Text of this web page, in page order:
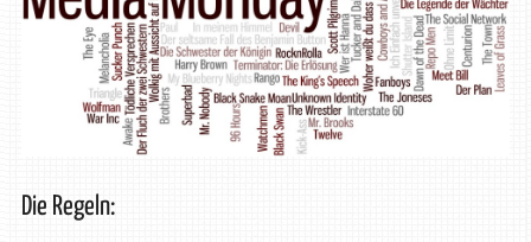
Die Regeln: